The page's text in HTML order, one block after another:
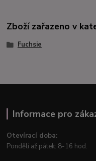
Zboží zařazeno v
Fuchsie
Informace pro
Otevírací doba:
Pondělí až pátek: 8-16 hod.